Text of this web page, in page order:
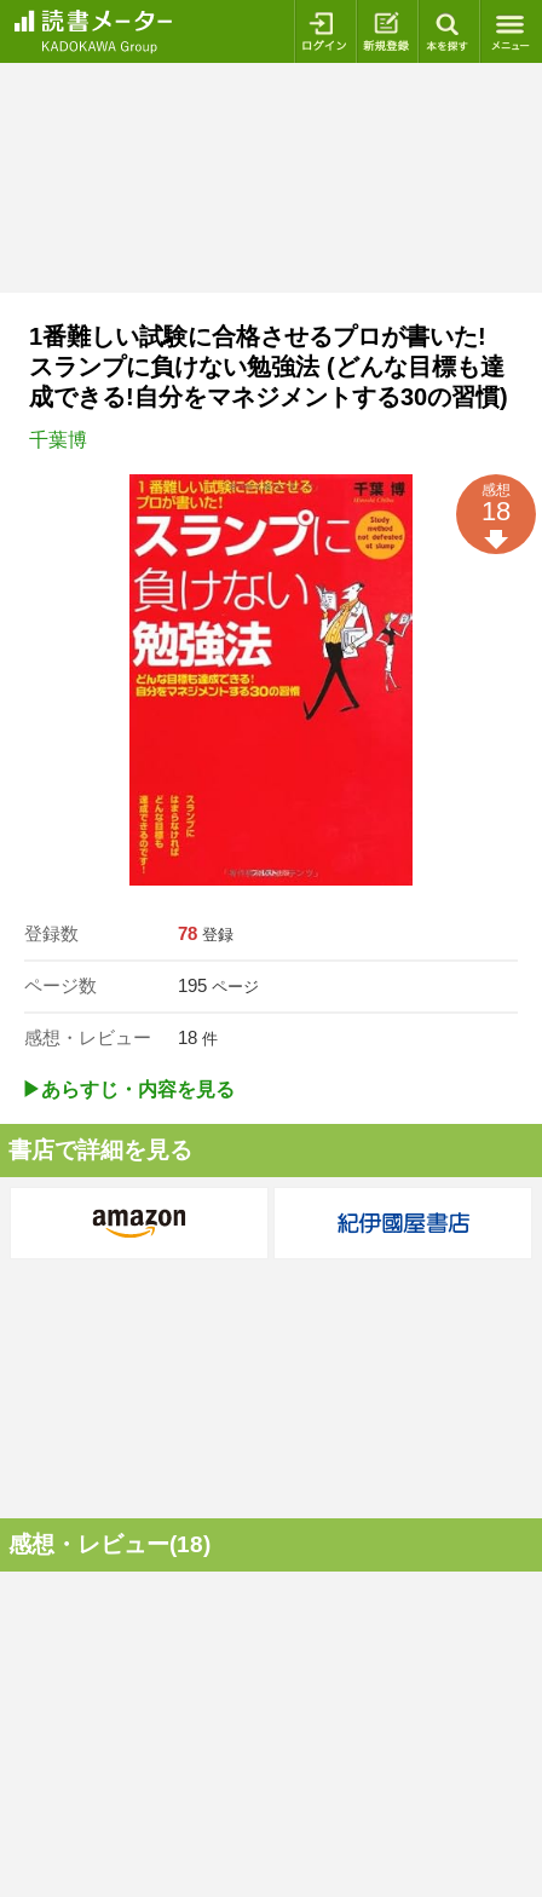
ログイン 新規登録
1番難しい試験に合格させるプロが書いた!
スランプに負けない勉強法 (どんな目標も達
成できる!自分をマネジメントする30の習慣)
千葉博
登録数 78 登録
ページ数 195 ページ
感想・レビュー 18 件
感想
18
▶︎あらすじ・内容を見る
書店で詳細を見る
感想・レビュー(18)